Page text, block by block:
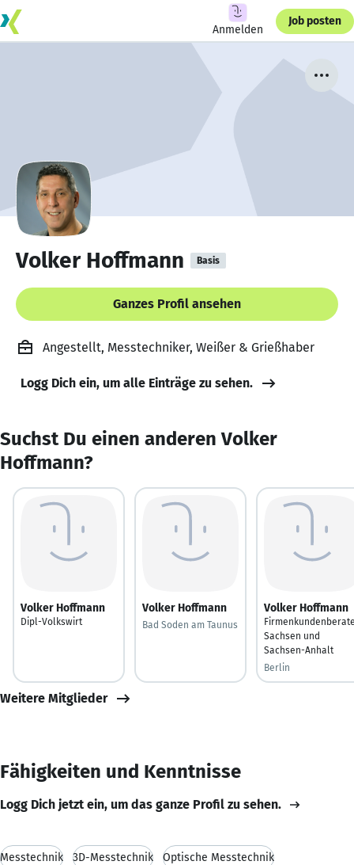
Anmelden
Job posten
Volker Hoffmann Basis
Ganzes Profil ansehen
Angestellt, Messtechniker, Weißer & Grießhaber
Logg Dich ein, um alle Einträge zu sehen.
Suchst Du einen anderen Volker
Hoffmann?
Volker Hoffmann
Dipl-Volkswirt
Volker Hoffmann
Bad Soden am Taunus
Volker Hoffmann
Sachsen und
Sachsen-Anhalt
Berlin
Weitere Mitglieder
Fähigkeiten und Kenntnisse
Logg Dich jetzt ein, um das ganze Profil zu sehen.
Messtechnik 3D-Messtechnik Optische Messtechnik